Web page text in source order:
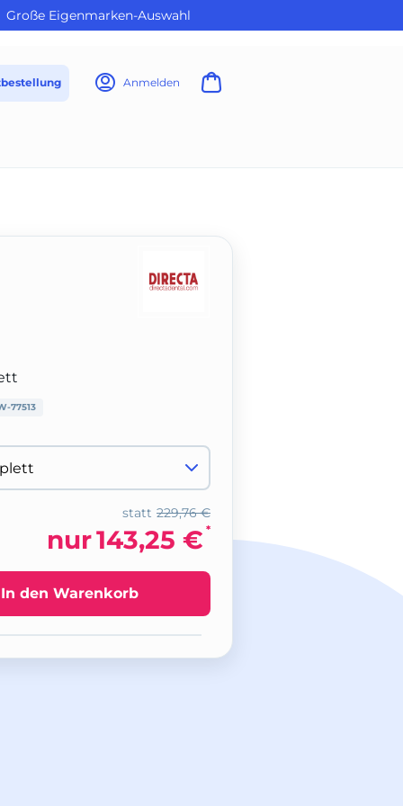
Große Eigenmarken-Auswahl
Anmelden
77513
229,76 €
statt
nur143,25 € *
In den Warenkorb